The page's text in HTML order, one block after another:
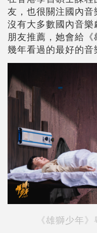
友，也很關注國內音
沒有大多數國內音
朋友推薦，她會給
幾年看過的最好的音
《雄獅少年